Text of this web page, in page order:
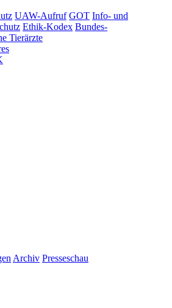
UAW-Aufruf GOT Info- und
Ethik-Kodex Bundes-
Tierärzte
Archiv Presseschau